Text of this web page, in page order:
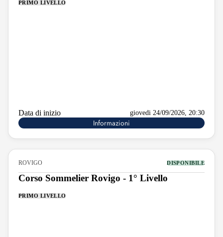
PRIMO LIVELLO
Data di inizio giovedi 24/09/2026, 20:30
Informazioni
ROVIGO DISPONIBILE
Corso Sommelier Rovigo - 1° Livello
PRIMO LIVELLO